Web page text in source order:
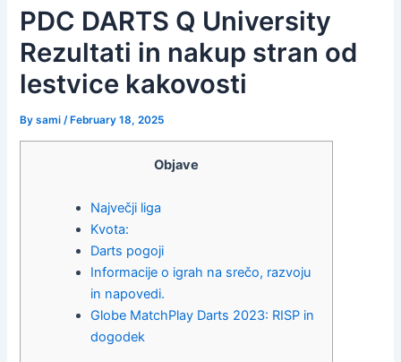
PDC DARTS Q University
Rezultati in nakup stran od
lestvice kakovosti
Bysami/February 18, 2025
Objave
Največji liga
Kvota:
Darts pogoji
Informacije o igrah na srečo, razvoju
in napovedi.
Globe MatchPlay Darts 2023: RISP in
dogodek